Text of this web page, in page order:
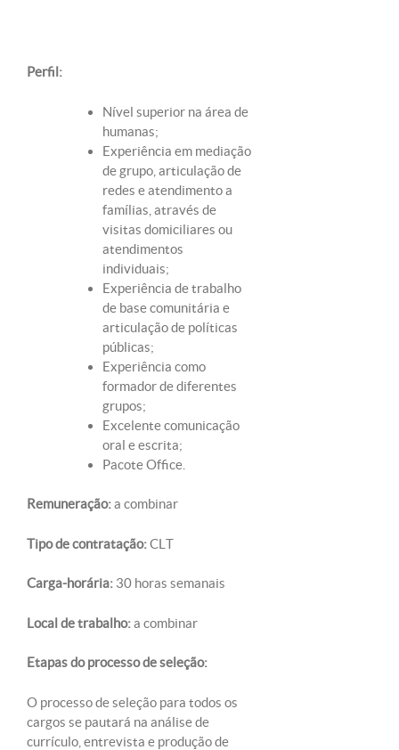
Perfil:
Nível superior na área de
humanas;
Experiência em mediação
de grupo, articulação de
redes e atendimento a
famílias, através de
visitas domiciliares ou
atendimentos
individuais;
Experiência de trabalho
de base comunitária e
articulação de políticas
públicas;
Experiência como
formador de diferentes
grupos;
Excelente comunicação
oral e escrita;
Pacote Office.
Remuneração:a combinar
Tipo de contratação:CLT
Carga-horária: 30 horas semanais
Local de trabalho:a combinar
Etapas do processo de seleção:
O processo de seleção para todos os
cargos se pautará na análise de
currículo, entrevista e produção de